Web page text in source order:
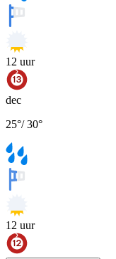
12 uur
dec
25°/30°
12 uur